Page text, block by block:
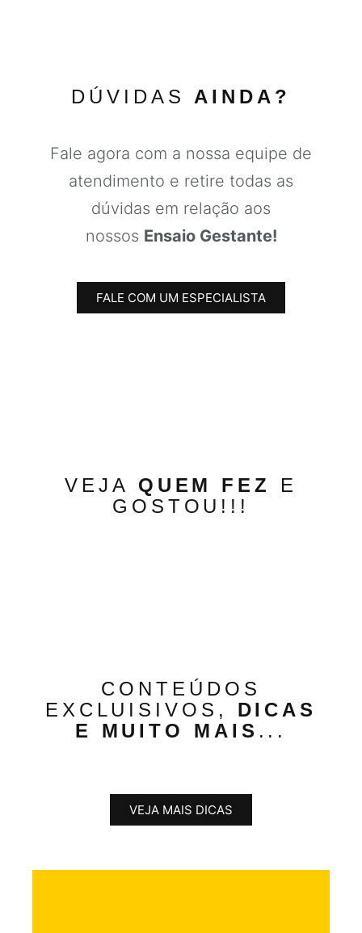
DÚVIDAS AINDA?
Fale agora com a nossa equipe de
atendimento e retire todas as
dúvidas em relação aos
nossos Ensaio Gestante!
FALE COM UM ESPECIALISTA
VEJA QUEM FEZ
E
GOSTOU!!!
CONTEÚDOS
EXCLUISIVOS, DICAS
E MUITO MAIS ...
VEJA MAIS DICAS